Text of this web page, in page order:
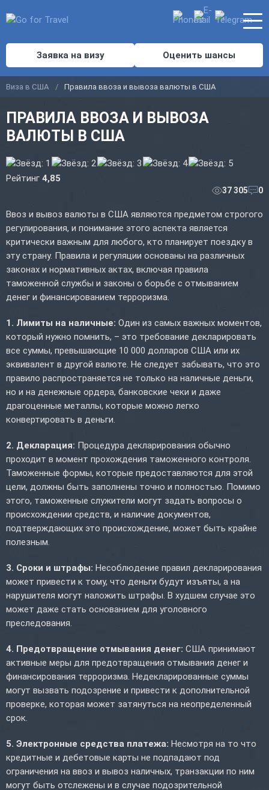
Заявка на визу Оценить шансы
Виза в США Правила ввоза и вывоза валюты в США
ПРАВИЛА ВВОЗА И ВЫВОЗА
ВАЛЮТЫ В США
Рейтинг 4,85
37 305 0
Ввоз и вывоз валюты в США являются предметом строгого
регулирования, и понимание этого аспекта является
критически важным для любого, кто планирует поездку в
эту страну. Правила и регуляции основаны на различных
законах и нормативных актах, включая правила
таможенной службы и законы о борьбе с отмыванием
денег и финансированием терроризма.
1. Лимиты на наличные: Один из самых важных моментов,
который нужно помнить, – это требование декларировать
все суммы, превышающие 10 000 долларов США или их
эквивалент в другой валюте. Не следует забывать, что это
правило распространяется не только на наличные деньги,
но и на денежные ордера, банковские чеки и даже
драгоценные металлы, которые можно легко
конвертировать в деньги.
2. Декларация: Процедура декларирования обычно
проходит в момент прохождения таможенного контроля.
Таможенные формы, которые предоставляются для этой
цели, должны быть заполнены точно и полностью. Помимо
этого, таможенные служители могут задать вопросы о
происхождении средств, и наличие документов,
подтверждающих это происхождение, может быть крайне
полезным.
3. Сроки и штрафы: Несоблюдение правил декларирования
может привести к тому, что деньги будут изъяты, а на
нарушителя могут наложить штрафы. В худшем случае это
может даже стать основанием для уголовного
преследования.
4. Предотвращение отмывания денег: США принимают
активные меры для предотвращения отмывания денег и
финансирования терроризма. Недекларированные суммы
могут вызвать подозрение и привести к дополнительной
проверке, которая может затянуться на неопределенный
срок.
5. Электронные средства платежа: Несмотря на то что
кредитные и дебетовые карты не подпадают под
ограничения на ввоз и вывоз наличных, транзакции по ним
могут быть отслежены и в случае подозрительной